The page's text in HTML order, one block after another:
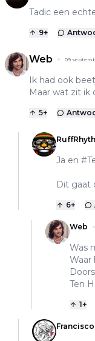
Tadic een echte
9+
Web 09
Ik had ook
Maar wat zit ik
5+
Ja en
Dit gaat
6+
Web
Was
Waar
Ten
1+